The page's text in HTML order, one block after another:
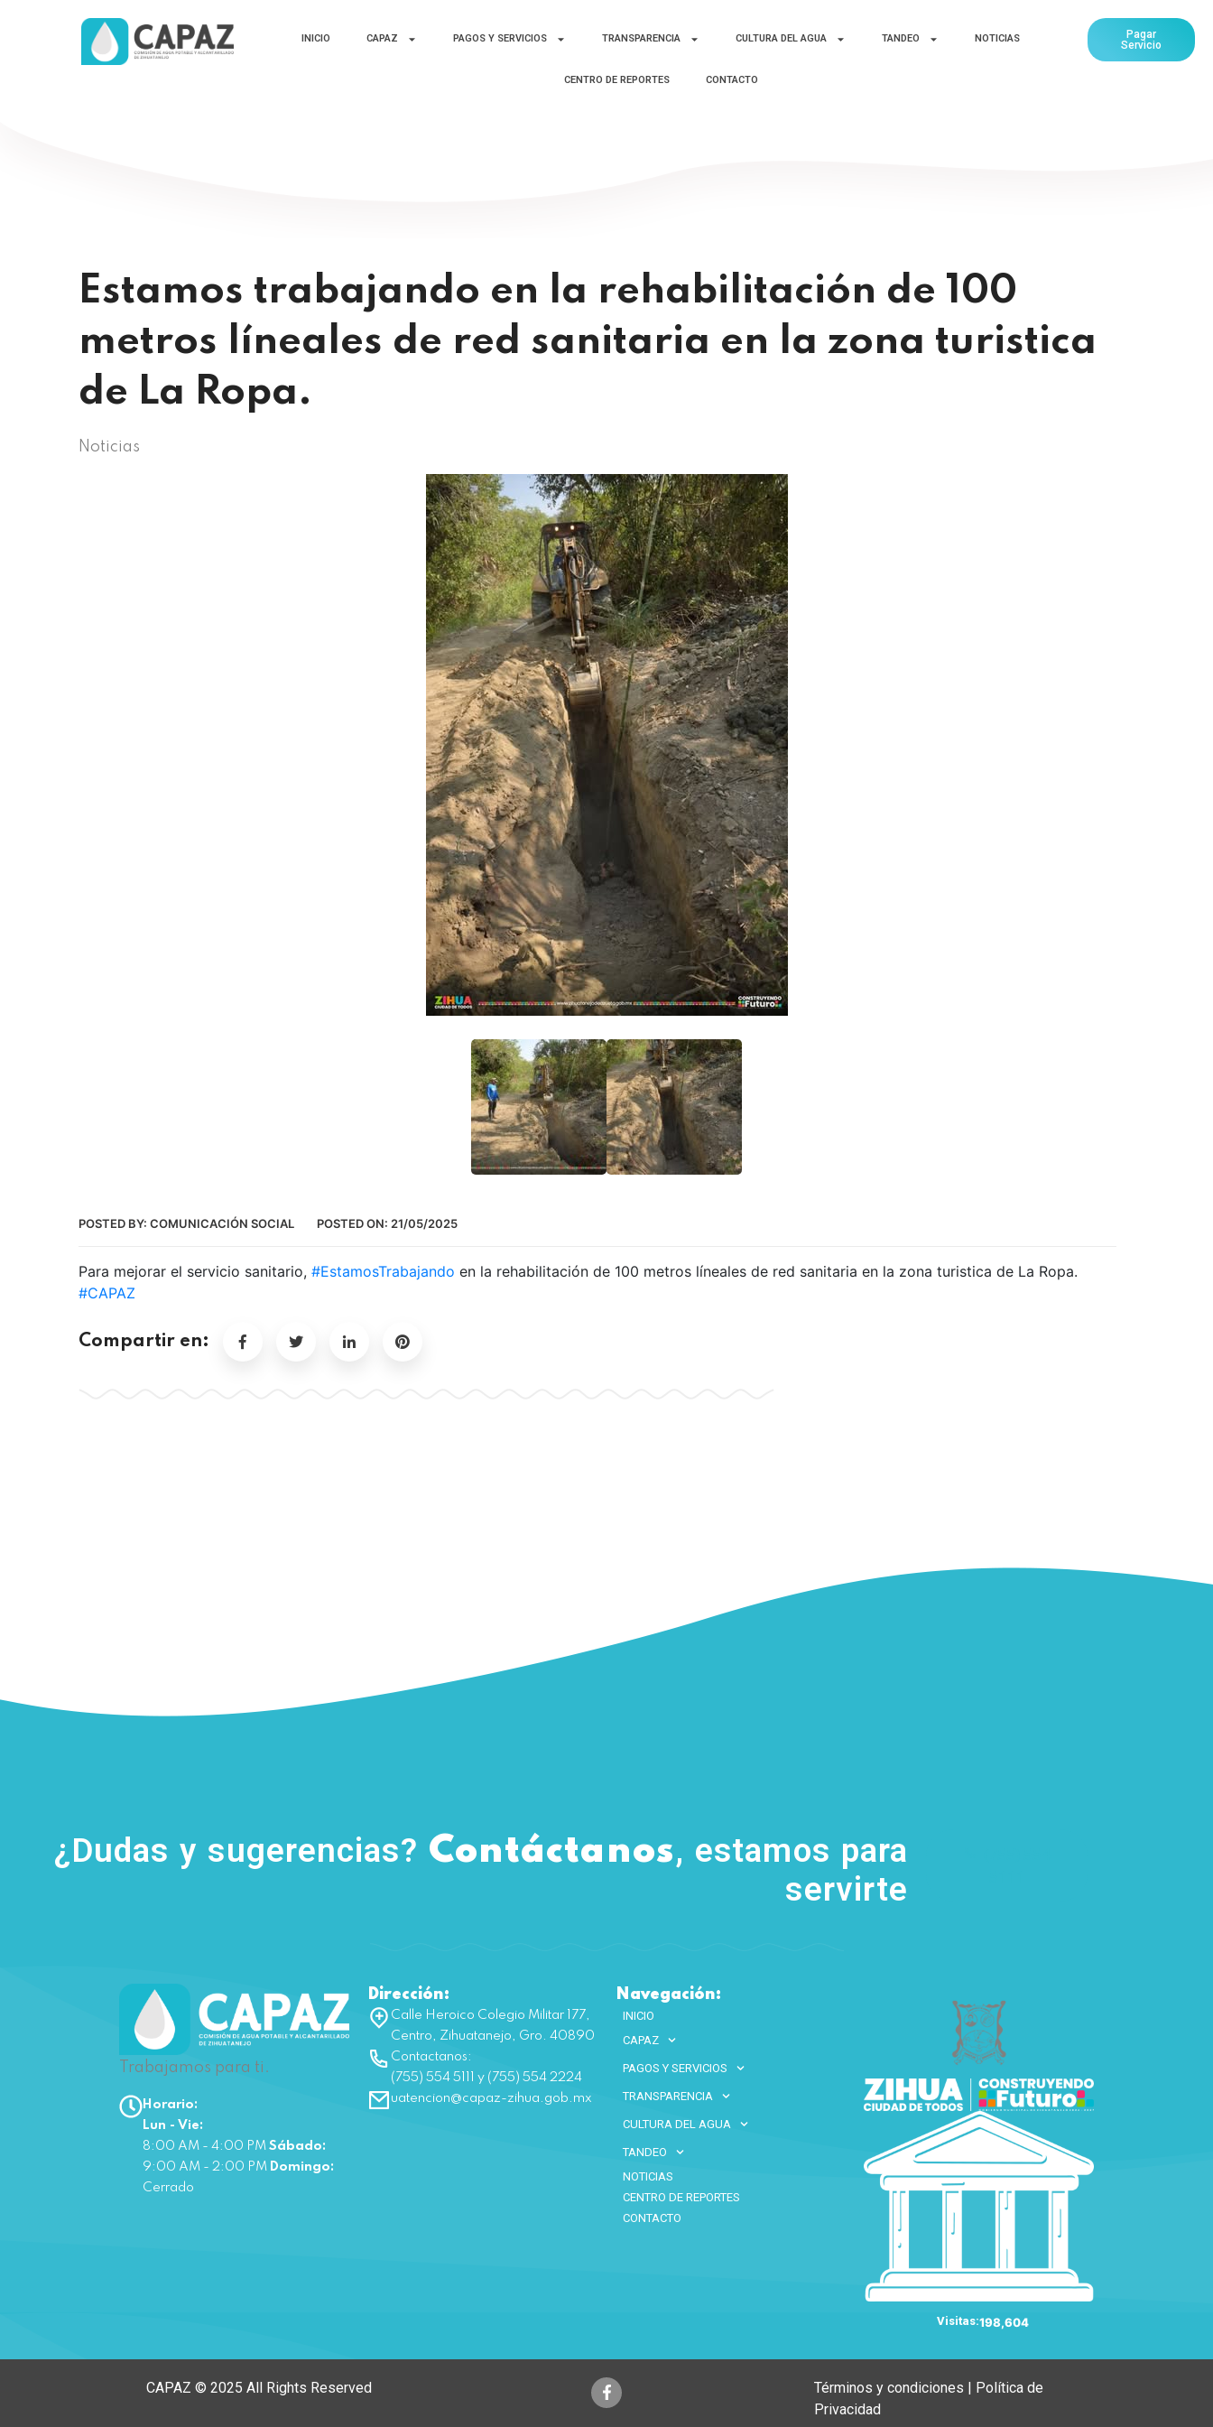
INICIO CAPAZ PAGOS Y SERVICIOS TRANSPARENCIA CULTURA DEL AGUA TANDEO NOTICIAS
CENTRO DE REPORTES CONTACTO
Pagar
Servicio
Estamos trabajando en la rehabilitación de 100
metros líneales de red sanitaria en la zona turistica
de La Ropa.
Noticias
POSTED BY: COMUNICACIÓN SOCIAL POSTED ON: 21/05/2025
Para mejorar el servicio sanitario, #EstamosTrabajando en la rehabilitación de 100 metros líneales de red sanitaria en la zona turistica de La Ropa.
#CAPAZ
Compartir en:
¿Dudas y sugerencias? Contáctanos, estamos para
servirte
Trabajamos para ti.
Horario:
Lun - Vie:
8:00 AM - 4:00 PM Sábado:
9:00 AM - 2:00 PM Domingo:
Cerrado
Dirección:
Calle Heroico Colegio Militar 177,
Centro, Zihuatanejo, Gro. 40890
Contactanos:
(755) 554 5111 y (755) 554 2224
uatencion@capaz-zihua.gob.mx
Navegación:
INICIO
CAPAZ
PAGOS Y SERVICIOS
TRANSPARENCIA
CULTURA DEL AGUA
TANDEO
NOTICIAS
CENTRO DE REPORTES
CONTACTO
Visitas:198,604
CAPAZ © 2025 All Rights Reserved
Términos y condiciones | Política de
Privacidad